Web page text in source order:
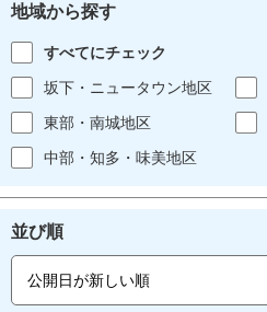
地域から探す
すべてにチェック
坂下・ニュータウン地区
東部・南城地区
中部・知多・味美地区
並び順